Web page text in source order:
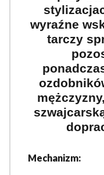
wyraźne
tarczy
Mechanizm: